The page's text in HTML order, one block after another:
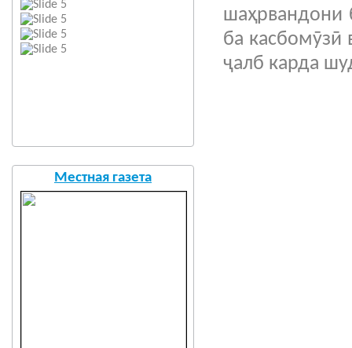
Местная газета
шаҳрвандони
ба касбомӯзӣ
ҷалб карда